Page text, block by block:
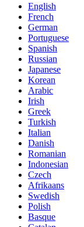
English
French
German
Portuguese
Spanish
Russian
Japanese
Korean
Arabic
Irish
Greek
Turkish
Italian
Danish
Romanian
Indonesian
Czech
Afrikaans
Swedish
Polish
Basque